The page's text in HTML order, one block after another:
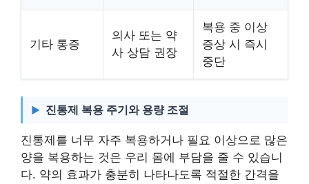
기타 통증
의사 또는 약
사 상담 권장
복용 중 이상
증상 시 즉시
중단
진통제 복용 주기와 용량 조절
진통제를 너무 자주 복용하거나 필요 이상으로 많은
양을 복용하는 것은 우리 몸에 부담을 줄 수 있습니
다. 약의 효과가 충분히 나타나도록 적절한 간격을